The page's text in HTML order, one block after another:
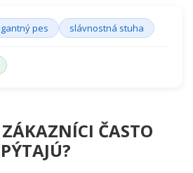
pes slávnostná stuha
ČASTO
PÝTAJÚ?